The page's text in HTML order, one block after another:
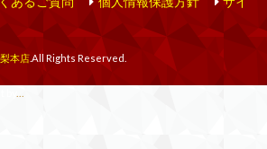
本店.All Rights Reserved.
...